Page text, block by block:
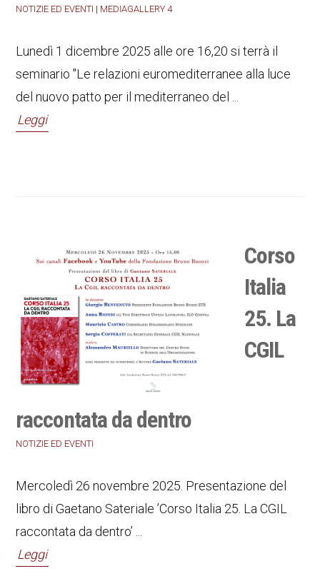
NOTIZIE ED EVENTI | MEDIAGALLERY 4
Lunedì 1 dicembre 2025 alle ore 16,20 si terrà il
seminario "Le relazioni euromediterranee alla luce
del nuovo patto per il mediterraneo del ...
Leggi
Corso
Italia
25. La
CGIL
raccontata da dentro
NOTIZIE ED EVENTI
Mercoledì 26 novembre 2025. Presentazione del
libro di Gaetano Sateriale ’Corso Italia 25. La CGIL
raccontata da dentro’ ...
Leggi